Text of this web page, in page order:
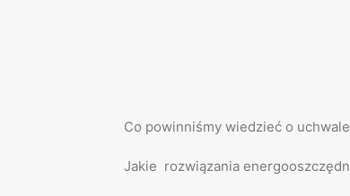
Co powinniśmy wiedzieć o
Jakie rozwiązania